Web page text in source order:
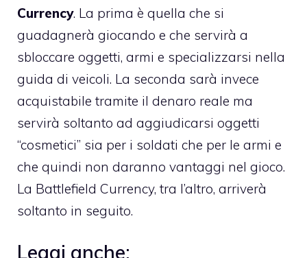
Currency. La prima è quella che si
guadagnerà giocando e che servirà a
sbloccare oggetti, armi e specializzarsi nella
guida di veicoli. La seconda sarà invece
acquistabile tramite il denaro reale ma
servirà soltanto ad aggiudicarsi oggetti
“cosmetici” sia per i soldati che per le armi e
che quindi non daranno vantaggi nel gioco.
La Battlefield Currency, tra l’altro, arriverà
soltanto in seguito.
Leggi anche: